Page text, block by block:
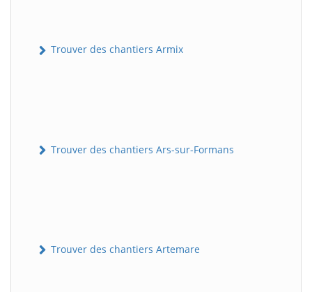
Trouver des chantiers Armix
Trouver des chantiers Ars-sur-Formans
Trouver des chantiers Artemare